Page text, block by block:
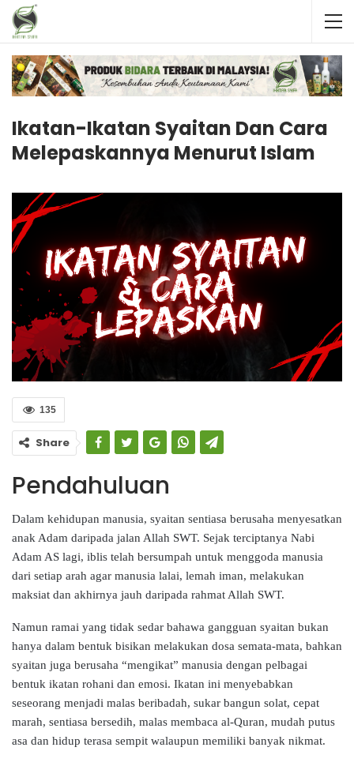
Ikatan-Ikatan Syaitan Dan Cara
Melepaskannya Menurut Islam
135
Share
Pendahuluan
Dalam kehidupan manusia, syaitan sentiasa berusaha menyesatkan
anak Adam daripada jalan Allah SWT. Sejak terciptanya Nabi
Adam AS lagi, iblis telah bersumpah untuk menggoda manusia
dari setiap arah agar manusia lalai, lemah iman, melakukan
maksiat dan akhirnya jauh daripada rahmat Allah SWT.
Namun ramai yang tidak sedar bahawa gangguan syaitan bukan
hanya dalam bentuk bisikan melakukan dosa semata-mata, bahkan
syaitan juga berusaha “mengikat” manusia dengan pelbagai
bentuk ikatan rohani dan emosi. Ikatan ini menyebabkan
seseorang menjadi malas beribadah, sukar bangun solat, cepat
marah, sentiasa bersedih, malas membaca al-Quran, mudah putus
asa dan hidup terasa sempit walaupun memiliki banyak nikmat.